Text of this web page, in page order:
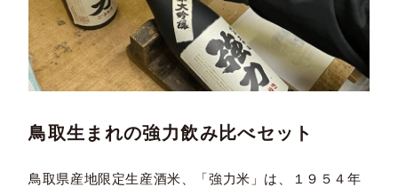
鳥取生まれの強力飲み比べセット
鳥取県産地限定生産酒米、「強力米」は、１９５４年